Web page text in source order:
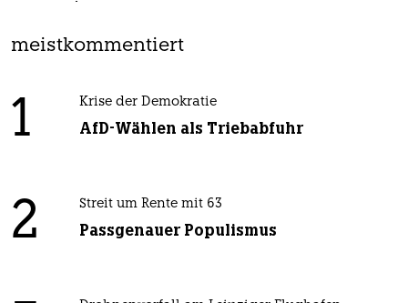
meistkommentiert
1 Krise der Demokratie
AfD-Wählen als Triebabfuhr
2 Streit um Rente mit 63
Passgenauer Populismus